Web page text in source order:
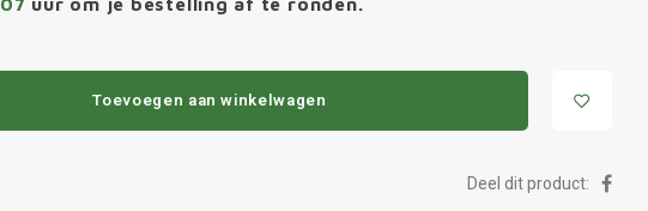
Toevoegen aan winkelwagen
Deel dit product: